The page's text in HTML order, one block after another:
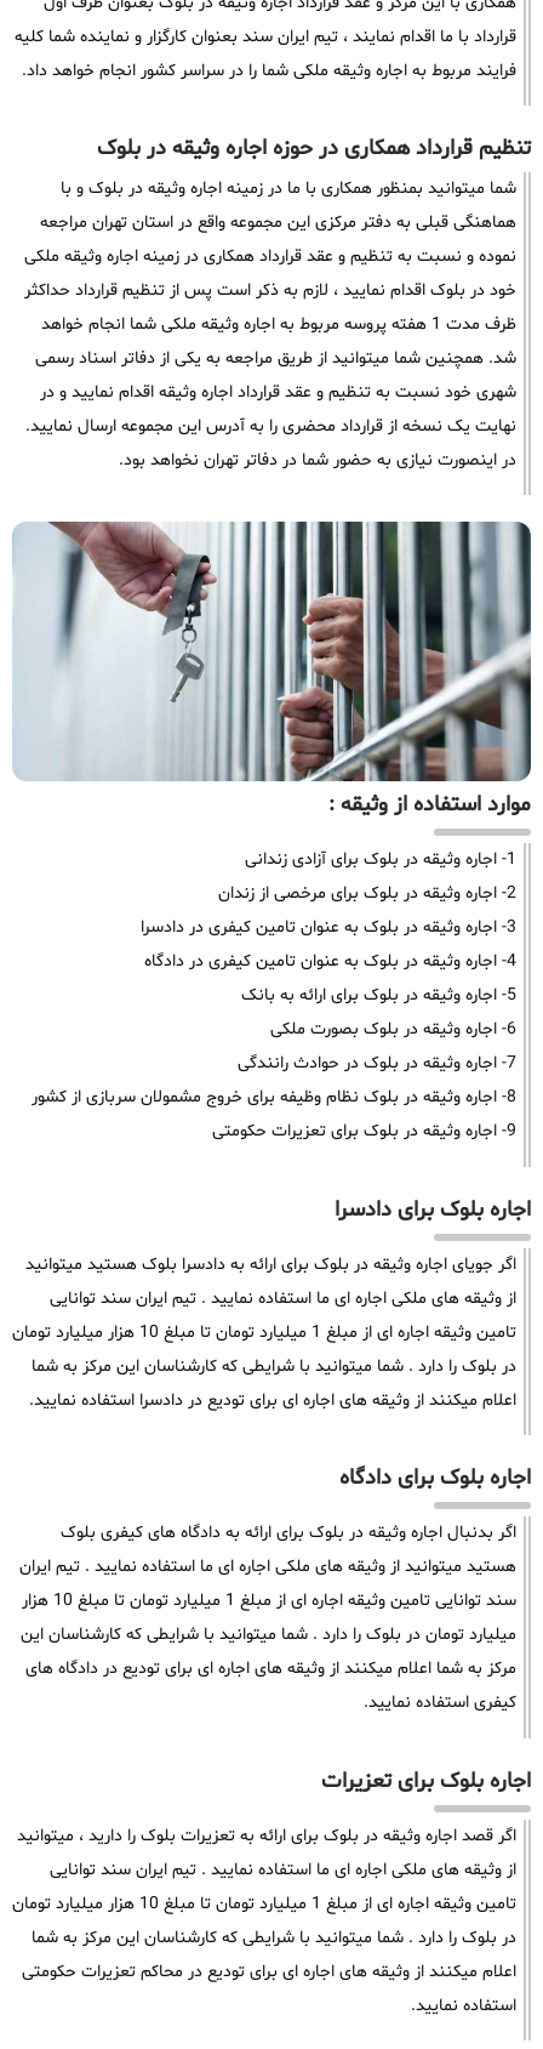
قرارداد با ما اقدام نمایند ، تیم ایران سند بعنوان کارگزار و نماینده شما کلیه
فرایند مربوط به اجاره وثیقه ملکی شما را در سراسر کشور انجام خواهد داد.
تنظیم قرارداد همکاری در حوزه اجاره وثیقه در بلوک
شما میتوانید بمنظور همکاری با ما در زمینه اجاره وثیقه در بلوک و با
هماهنگی قبلی به دفتر مرکزی این مجموعه واقع در استان تهران مراجعه
نموده و نسبت به تنظیم و عقد قرارداد همکاری در زمینه اجاره وثیقه ملکی
خود در بلوک اقدام نمایید ، لازم به ذکر است پس از تنظیم قرارداد حداکثر
ظرف مدت 1 هفته پروسه مربوط به اجاره وثیقه ملکی شما انجام خواهد
شد. همچنین شما میتوانید از طریق مراجعه به یکی از دفاتر اسناد رسمی
شهری خود نسبت به تنظیم و عقد قرارداد اجاره وثیقه اقدام نمایید و در
نهایت یک نسخه از قرارداد محضری را به آدرس این مجموعه ارسال نمایید.
در اینصورت نیازی به حضور شما در دفاتر تهران نخواهد بود.
موارد استفاده از وثیقه :
1- اجاره وثیقه در بلوک برای آزادی زندانی
2- اجاره وثیقه در بلوک برای مرخصی از زندان
3- اجاره وثیقه در بلوک به عنوان تامین کیفری در دادسرا
4- اجاره وثیقه در بلوک به عنوان تامین کیفری در دادگاه
5- اجاره وثیقه در بلوک برای ارائه به بانک
6- اجاره وثیقه در بلوک بصورت ملکی
7- اجاره وثیقه در بلوک در حوادث رانندگی
8- اجاره وثیقه در بلوک نظام وظیفه برای خروج مشمولان سربازی از کشور
9- اجاره وثیقه در بلوک برای تعزیرات حکومتی
اجاره بلوک برای دادسرا
اگر جویای اجاره وثیقه در بلوک برای ارائه به دادسرا بلوک هستید میتوانید
از وثیقه های ملکی اجاره ای ما استفاده نمایید . تیم ایران سند توانایی
تامین وثیقه اجاره ای از مبلغ 1 میلیارد تومان تا مبلغ 10 هزار میلیارد تومان
در بلوک را دارد . شما میتوانید با شرایطی که کارشناسان این مرکز به شما
اعلام میکنند از وثیقه های اجاره ای برای تودیع در دادسرا استفاده نمایید.
اجاره بلوک برای دادگاه
اگر بدنبال اجاره وثیقه در بلوک برای ارائه به دادگاه های کیفری بلوک
هستید میتوانید از وثیقه های ملکی اجاره ای ما استفاده نمایید . تیم ایران
سند توانایی تامین وثیقه اجاره ای از مبلغ 1 میلیارد تومان تا مبلغ 10 هزار
میلیارد تومان در بلوک را دارد . شما میتوانید با شرایطی که کارشناسان این
مرکز به شما اعلام میکنند از وثیقه های اجاره ای برای تودیع در دادگاه های
کیفری استفاده نمایید.
اجاره بلوک برای تعزیرات
اگر قصد اجاره وثیقه در بلوک برای ارائه به تعزیرات بلوک را دارید ، میتوانید
از وثیقه های ملکی اجاره ای ما استفاده نمایید . تیم ایران سند توانایی
تامین وثیقه اجاره ای از مبلغ 1 میلیارد تومان تا مبلغ 10 هزار میلیارد تومان
در بلوک را دارد . شما میتوانید با شرایطی که کارشناسان این مرکز به شما
اعلام میکنند از وثیقه های اجاره ای برای تودیع در محاکم تعزیرات حکومتی
استفاده نمایید.